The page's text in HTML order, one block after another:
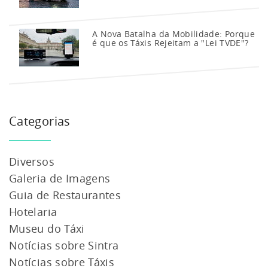
A Nova Batalha da Mobilidade: Porque
é que os Táxis Rejeitam a "Lei TVDE"?
Categorias
Diversos
Galeria de Imagens
Guia de Restaurantes
Hotelaria
Museu do Táxi
Notícias sobre Sintra
Notícias sobre Táxis